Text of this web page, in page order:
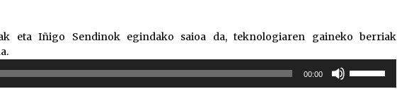
eta Iñigo Sendinok egindako saioa da, teknologiaren gaineko berriak
00:00